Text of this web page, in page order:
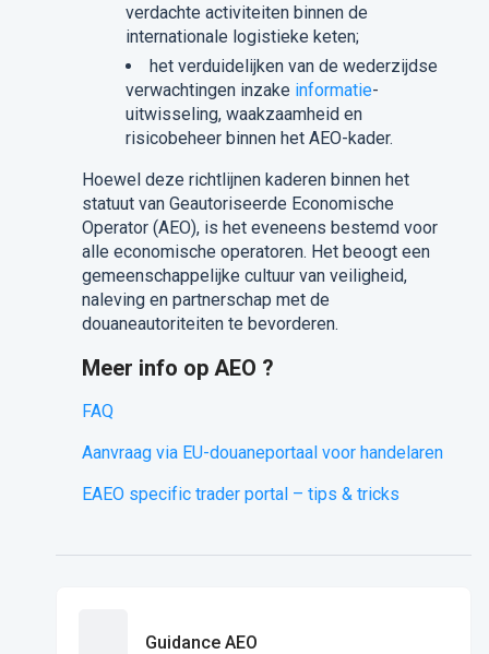
verdachte activiteiten binnen de
internationale logistieke keten;
het verduidelijken van de wederzijdse
verwachtingen inzake informatie-
uitwisseling, waakzaamheid en
risicobeheer binnen het AEO-kader.
Hoewel deze richtlijnen kaderen binnen het
statuut van Geautoriseerde Economische
Operator (AEO), is het eveneens bestemd voor
alle economische operatoren. Het beoogt een
gemeenschappelijke cultuur van veiligheid,
naleving en partnerschap met de
douaneautoriteiten te bevorderen.
Meer info op AEO ?
FAQ
Aanvraag via EU-douaneportaal voor handelaren
EAEO specific trader portal – tips & tricks
Guidance AEO